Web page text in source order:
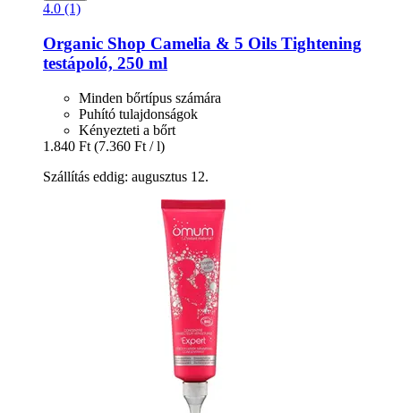
4.0 (1)
Organic Shop Camelia & 5 Oils Tightening
testápoló, 250 ml
Minden bőrtípus számára
Puhító tulajdonságok
Kényezteti a bőrt
1.840 Ft (7.360 Ft / l)
Szállítás eddig: augusztus 12.